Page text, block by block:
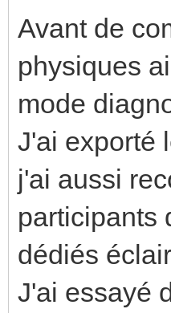
Avant de
physiques
mode
J'ai exporté
j'ai aussi
participants
dédiés
J'ai essayé